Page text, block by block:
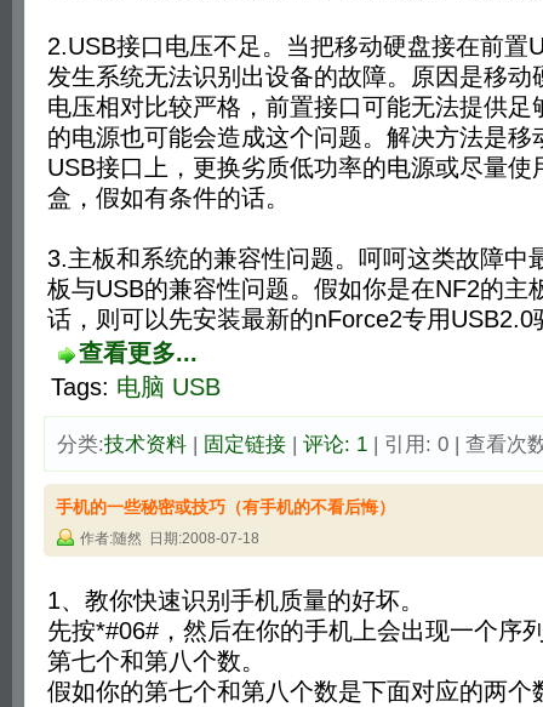
2.USB接口电压不足。当把移动硬盘接在前置
发生系统无法识别出设备的故障。原因是移动
电压相对比较严格，前置接口可能无法提供足
的电源也可能会造成这个问题。解决方法是移
USB接口上，更换劣质低功率的电源或尽量使
盒，假如有条件的话。
3.主板和系统的兼容性问题。呵呵这类故障中
板与USB的兼容性问题。假如你是在NF2的主
话，则可以先安装最新的nForce2专用
查看更多...
Tags: 电脑 USB
分类:技术资料| 固定链接| 评论: 1| 引用: 0 | 查看次
手机的一些秘密或技巧（有手机的不看后悔）
作者:随然 日期:2008-07-18
1、教你快速识别手机质量的好坏。
先按*#06#，然后在你的手机上会出现一个序
第七个和第八个数。
假如你的第七个和第八个数是下面对应的两个